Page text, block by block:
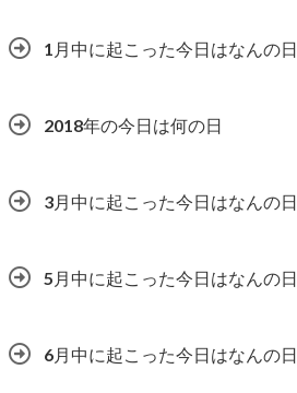
1月中に起こった今日はなんの日
2018年の今日は何の日
3月中に起こった今日はなんの日
5月中に起こった今日はなんの日
6月中に起こった今日はなんの日